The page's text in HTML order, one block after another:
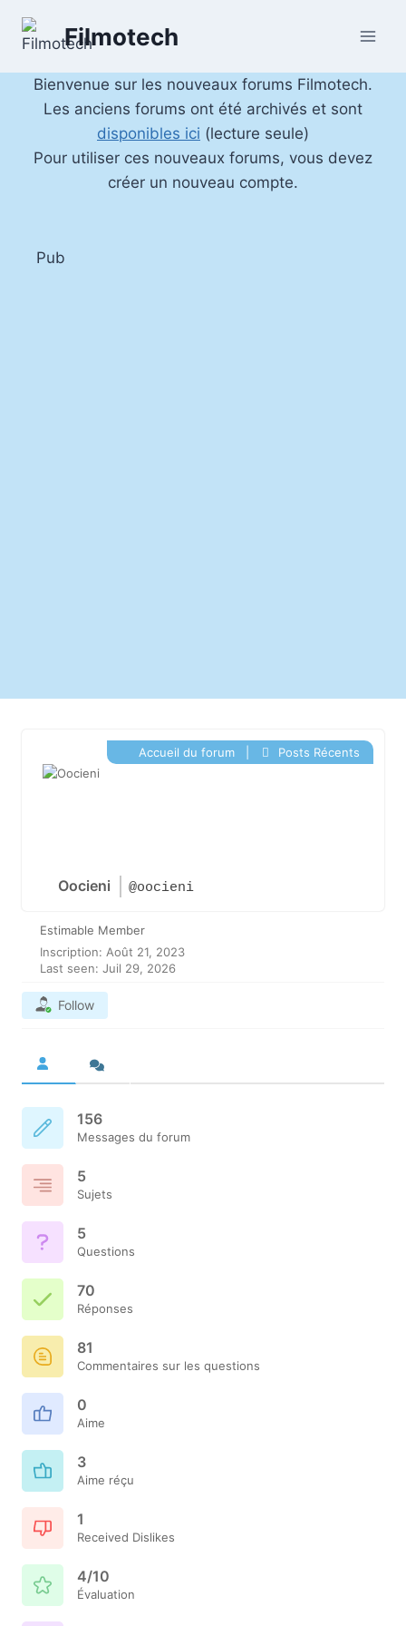
Filmotech
Bienvenue sur les nouveaux forums Filmotech.
Les anciens forums ont été archivés et sont
disponibles ici (lecture seule)
Pour utiliser ces nouveaux forums, vous devez
créer un nouveau compte.
Pub
Oocieni @oocieni
Accueil du forum| Posts Récents
Estimable Member
Inscription: Août 21, 2023
Last seen: Juil 29, 2026
Follow
156
Messages du forum
5
Sujets
5
Questions
70
Réponses
81
Commentaires sur les questions
0
Aime
3
Aime réçu
1
Received Dislikes
4/10
Évaluation